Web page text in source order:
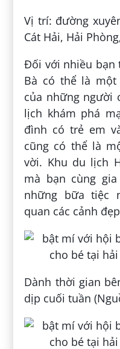
Vị trí: đường
Cát Hải, Hải
Đối với nhiều bạn
Bà có thể là
của những người
lịch khám phá
đình có trẻ em
cũng có thể là
vời. Khu du lịch
mà bạn cùng
những bữa tiệc
quan các cảnh
Dành thời gian
dịp cuối tuần